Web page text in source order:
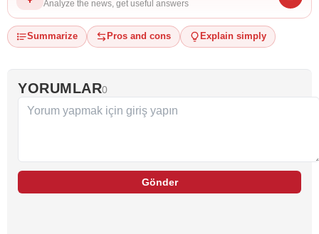
Analyze the news, get useful answers
Summarize Pros and cons Explain simply
YORUMLAR0
Gönder